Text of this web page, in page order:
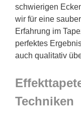
schwierigen
wir für eine
Erfahrung im
perfektes
auch qualitativ
Techniken